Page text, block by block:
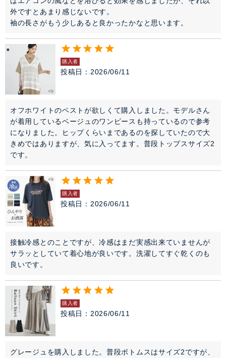
外ですとあまり感じないです。
袖の長さがもう少しあると良かったかなと思います。
購入者
投稿日 2026/06/11
オフホワイトのベストが欲しくて購入しました。モデルさん
が着用しているベージュのワンピースも持っているので参考
になりました。ヒップくらいまであるのを探していたので大
きめではありますが、気に入ってます。普段トップスサイズ2
です。
購入者
投稿日 2026/06/11
接触冷感とのことですが、冷感はまだ実感出来ていませんが
サラッとしていて着心地が良いです。洗濯してすぐ乾くのも
良いです。
購入者
投稿日 2026/06/11
グレージュを購入しました。普段ボトムスはサイズ2ですが、